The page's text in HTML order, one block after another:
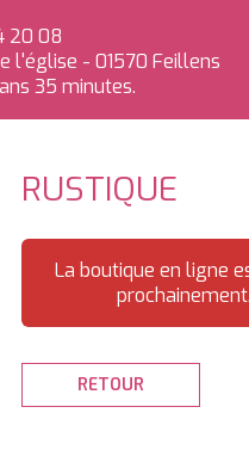
20 08
l'église - 01570 Feillens
35 minutes.
RUSTIQUE
La boutique en ligne
RETOUR